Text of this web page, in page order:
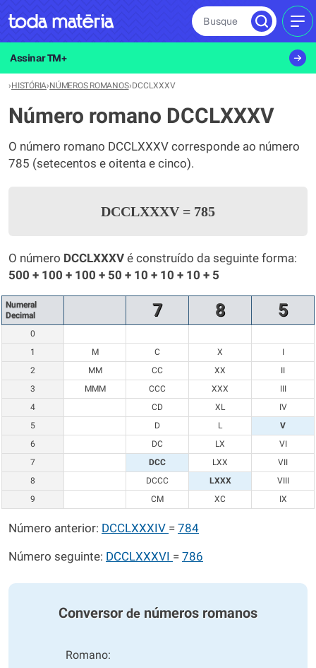
Busque
Assinar TM+
›HISTÓRIA›NÚMEROS ROMANOS›DCCLXXXV
Número romano DCCLXXXV
O número romano DCCLXXXV corresponde ao número
785 (setecentos e oitenta e cinco).
DCCLXXXV = 785
O número DCCLXXXV é construído da seguinte forma:
500 + 100 + 100 + 50 + 10 + 10 + 10 + 5
Numeral
Decimal
7 8 5
0
1
M C X
I
2
MM CC XX
II
3
MMM CCC XXX
III
4
CD XL
IV
5
D L
V
6
DC LX
VI
7
DCC LXX
VII
8
DCCC LXXX
VIII
9
CM XC IX
Número anterior: DCCLXXXIV = 784
Número seguinte: DCCLXXXVI = 786
Conversor de números romanos
Romano: